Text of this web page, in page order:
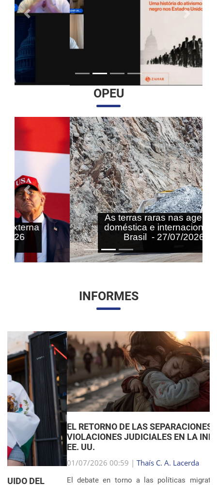
Anterior
OPEU
As terras raras nas agendas
doméstica e internacional do
Brasil - 27/07/2026
Anterior Próximo
INFORMES
EL RETORNO DE LAS SEPARACIONES FAMILIARES:
VIOLACIONES JUDICIALES EN LA INMIGRACIÓN DE
EE. UU.
01/07/2026 00:59 |Thaís C. A. Lacerda
El debate en torno a las políticas migratorias de Estados
Anterior